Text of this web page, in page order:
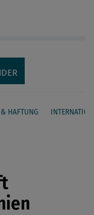
& HAFTUNG
teilen
teilen